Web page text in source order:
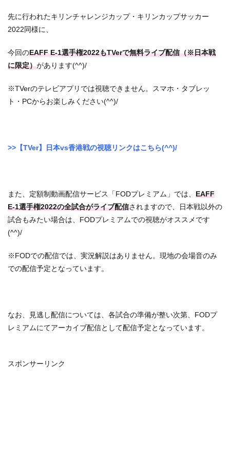
先に行われたキリンチャレンジカップ・キリンカップサッカー
2022同様に、
今回のEAFF E-1選手権2022もTVerで無料ライブ配信（※日本戦
に限定）があります(^^)/
※TVerのテレビアプリでは視聴できません。スマホ・タブレッ
ト・PCからお楽しみください(^^)/
>>【TVer】日本vs香港戦の視聴リンクはこちら(^^)/
また、定額制動画配信サービス「FODプレミアム」では、 EAFF
E-1選手権2022の全試合がライブ配信されますので、日本戦以外の
試合もみたい場合は、FODプレミアムでの視聴がオススメです
(^^)/
※FODでの配信では、実況解説はありません。現地の会場音のみ
での配信予定となっています。
なお、見逃し配信については、各試合の準備が整い次第、FODプ
レミアムにてアーカイブ配信として配信予定となっています。
スポンサーリンク